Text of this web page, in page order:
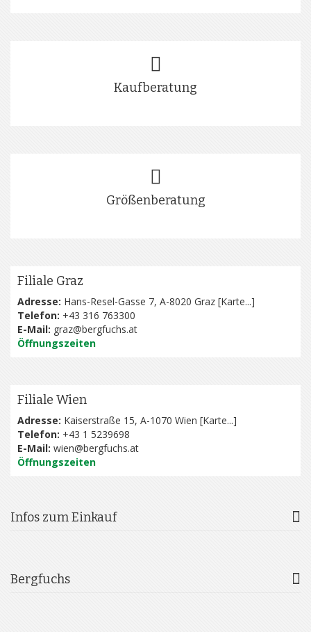
Kaufberatung
Größenberatung
Filiale Graz
Adresse: Hans-Resel-Gasse 7, A-8020 Graz [Karte...]
Telefon: +43 316 763300
E-Mail: graz@bergfuchs.at
Öffnungszeiten
Filiale Wien
Adresse: Kaiserstraße 15, A-1070 Wien [Karte...]
Telefon: +43 1 5239698
E-Mail: wien@bergfuchs.at
Öffnungszeiten
Infos zum Einkauf
Bergfuchs